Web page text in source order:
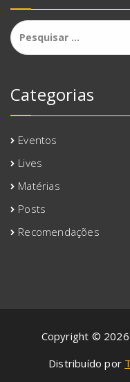
Pesquisar
por:
Categorias
Eventos
Lives
Matérias
Posts
Recomendações
Copyright ©
Distribuído por